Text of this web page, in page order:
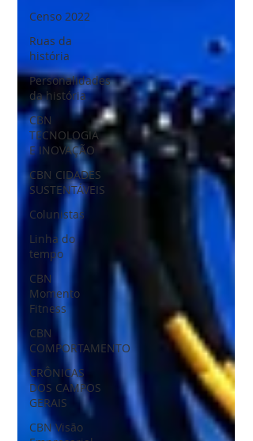
Censo 2022
Ruas da
história
Personalidades
da história
CBN
TECNOLOGIA
E INOVAÇÃO
CBN CIDADES
SUSTENTÁVEIS
Colunistas
Linha do
tempo
CBN
Momento
Fitness
CBN
COMPORTAMENTO
CRÔNICAS
DOS CAMPOS
GERAIS
CBN Visão